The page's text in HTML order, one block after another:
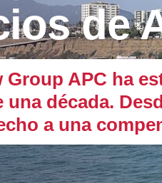
de
Group APC ha
una década.
a una